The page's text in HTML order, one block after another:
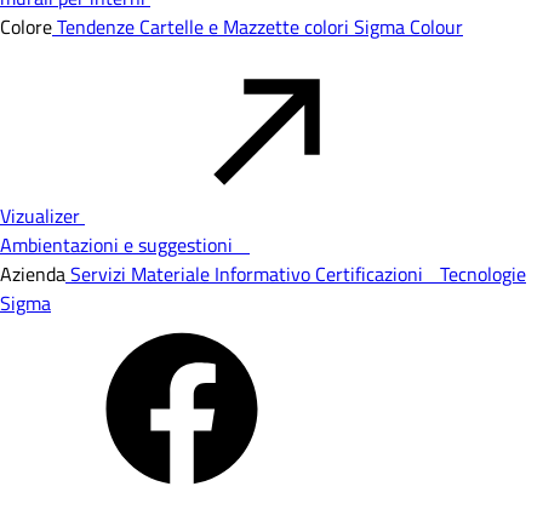
ColoreTendenze Cartelle e Mazzette colori Sigma Colour
Vizualizer
Ambientazioni e suggestioni
AziendaServizi Materiale Informativo Certificazioni Tecnologie
Sigma